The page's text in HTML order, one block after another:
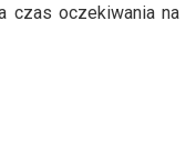
czas oczekiwania na